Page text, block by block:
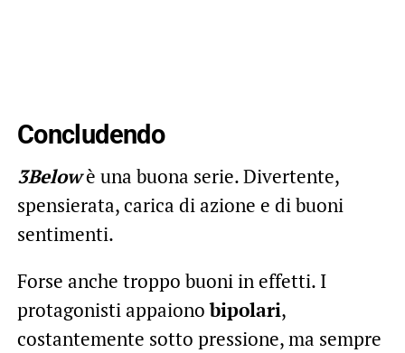
Concludendo
3Belowè una buona serie. Divertente,
spensierata, carica di azione e di buoni
sentimenti.
Forse anche troppo buoni in effetti. I
protagonisti appaionobipolari,
costantemente sotto pressione, ma sempre